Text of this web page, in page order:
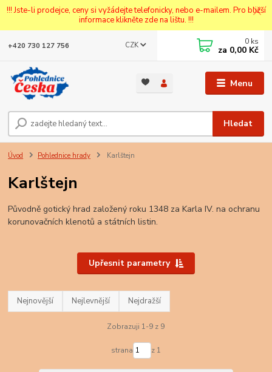
!!! Jste-li prodejce, ceny si vyžádejte telefonicky, nebo e-mailem. Pro bližší
informace klikněte zde na lištu. !!!
Menu
CZK
Hledat
+420 730 127 756 0 ks
za 0,00 Kč
Úvod Pohlednice hrady Karlštejn
Karlštejn
Původně gotický hrad založený roku 1348 za Karla IV. na ochranu
korunovačních klenotů a státních listin.
Upřesnit parametry
Nejnovější Nejlevnější Nejdražší
Zobrazuji 1-9 z 9
strana z 1